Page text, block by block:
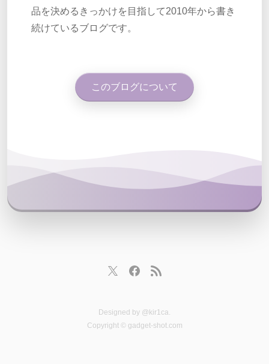
品を決めるきっかけを目指して2010年から書き
続けているブログです。
このブログについて
Designed by @kir1ca
Copyright © gadget-shot.com